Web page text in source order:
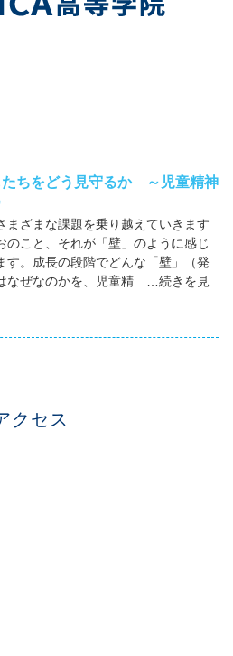
たちをどう見守るか ～児童精神
まざまな課題を乗り越えていきます
のこと、それが「壁」のように感じ
す。成長の段階でどんな「壁」（発
なぜなのかを、児童精 …続きを見
クセス